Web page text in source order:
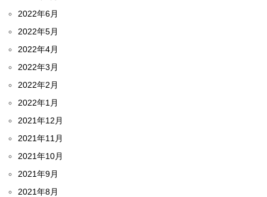
2022年6月
2022年5月
2022年4月
2022年3月
2022年2月
2022年1月
2021年12月
2021年11月
2021年10月
2021年9月
2021年8月